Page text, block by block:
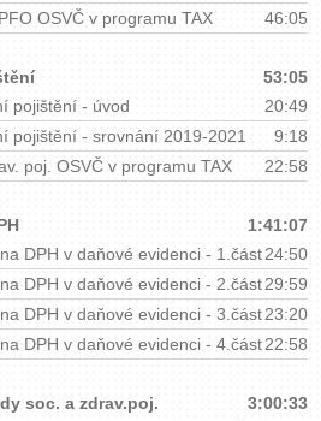
OSVČ v programu TAX 46:05
53:05
pojištění - úvod
20:49
pojištění - srovnání 2019-2021
9:18
poj. OSVČ v programu TAX 22:58
1:41:07
DPH v daňové evidenci - 1.část24:50
DPH v daňové evidenci - 2.část29:59
DPH v daňové evidenci - 3.část23:20
DPH v daňové evidenci - 4.část22:58
soc. a zdrav.poj.
3:00:33